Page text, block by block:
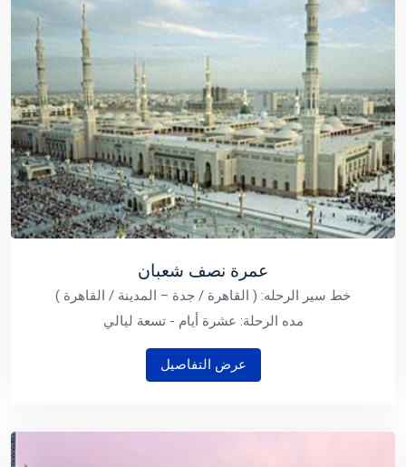
عمرة نصف شعبان
خط سير الرحله: ( القاهرة / جدة – المدينة / القاهرة )
مده الرحلة: عشرة أيام - تسعة ليالي
عرض التفاصيل